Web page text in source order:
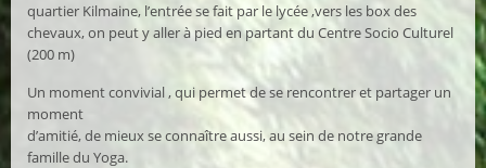
quartier Kilmaine, l’entrée se fait par le lycée ,vers les box des
chevaux, on peut y aller à pied en partant du Centre Socio Culturel
(200 m)
Un moment convivial , qui permet de se rencontrer et partager un
moment
d’amitié, de mieux se connaître aussi, au sein de notre grande
famille du Yoga.